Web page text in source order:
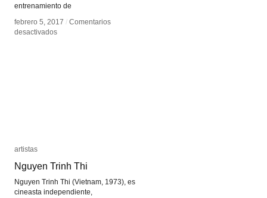
entrenamiento de
febrero 5, 2017 / Comentarios
desactivadosen
febrero 5, 2017 / Comentarios
desactivadosen
artistas
Nguyen Trinh Thi
Nguyen Trinh Thi (Vietnam, 1973), es
cineasta independiente,
artistas
Nguyen Trinh Thi